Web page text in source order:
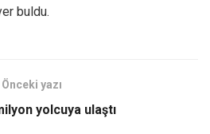
buldu.
Önceki yazı
yolcuya ulaştı